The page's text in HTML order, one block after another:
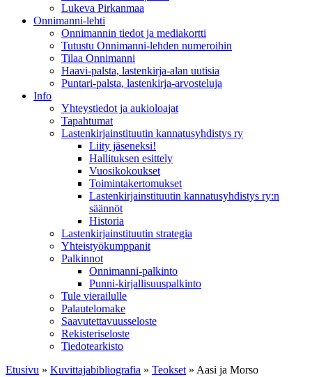
Lukeva Pirkanmaa
Onnimanni-lehti
Onnimannin tiedot ja mediakortti
Tutustu Onnimanni-lehden numeroihin
Tilaa Onnimanni
Haavi-palsta, lastenkirja-alan uutisia
Puntari-palsta, lastenkirja-arvosteluja
Info
Yhteystiedot ja aukioloajat
Tapahtumat
Lastenkirjainstituutin kannatusyhdistys ry
Liity jäseneksi!
Hallituksen esittely
Vuosikokoukset
Toimintakertomukset
Lastenkirjainstituutin kannatusyhdistys ry:n
säännöt
Historia
Lastenkirjainstituutin strategia
Yhteistyökumppanit
Palkinnot
Onnimanni-palkinto
Punni-kirjallisuuspalkinto
Tule vierailulle
Palautelomake
Saavutettavuusseloste
Rekisteriseloste
Tiedotearkisto
Etusivu » Kuvittaja­bibliografia » Teokset » Aasi ja Morso